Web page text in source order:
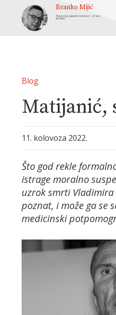
Branko Mijić
“Novinar je svjedok vremena” — Frane
Barbieri
Blog
Matijanić,
11. kolovoza 2022.
Što god rekle
istrage moralno
uzrok smrti
poznat, i može ga se
medicinski